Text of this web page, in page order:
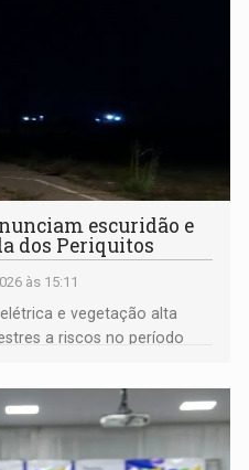
escuridão e
dos Periquitos
às 15:11
e vegetação alta
a riscos no período